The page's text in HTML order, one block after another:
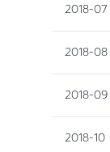
2018-07
2018-08
2018-09
2018-10